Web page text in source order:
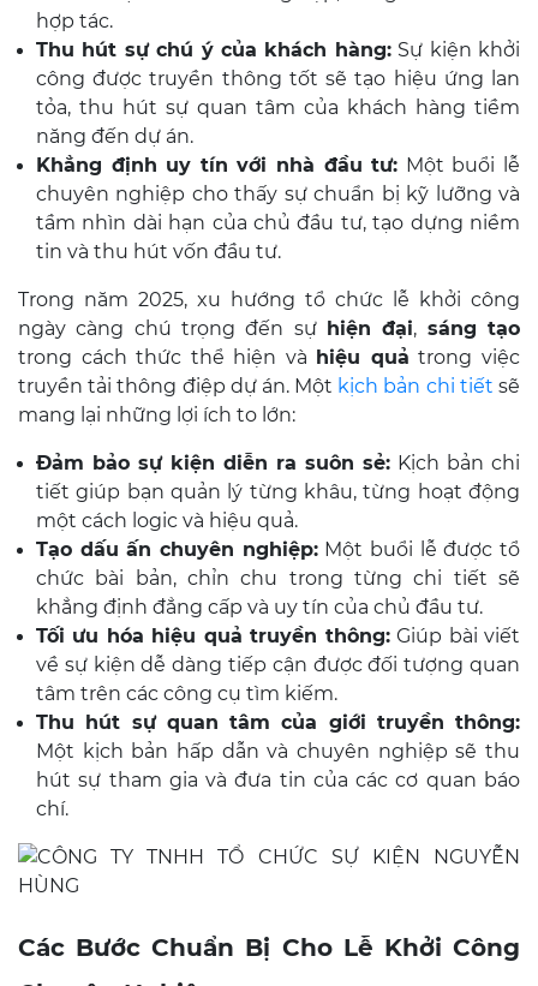
hợp tác.
Thu hút sự chú ý của khách hàng:Sự kiện khởi
công được truyền thông tốt sẽ tạo hiệu ứng lan
tỏa, thu hút sự quan tâm của khách hàng tiềm
năng đến dự án.
Khẳng định uy tín với nhà đầu tư: Một buổi lễ
chuyên nghiệp cho thấy sự chuẩn bị kỹ lưỡng và
tầm nhìn dài hạn của chủ đầu tư, tạo dựng niềm
tin và thu hút vốn đầu tư.
Trong năm 2025, xu hướng tổ chức lễ khởi công
ngày càng chú trọng đến sự hiện đại, sáng tạo
trong cách thức thể hiện và hiệu quả trong việc
truyền tải thông điệp dự án. Một kịch bản chi tiết sẽ
mang lại những lợi ích to lớn:
Đảm bảo sự kiện diễn ra suôn sẻ: Kịch bản chi
tiết giúp bạn quản lý từng khâu, từng hoạt động
một cách logic và hiệu quả.
Tạo dấu ấn chuyên nghiệp:Một buổi lễ được tổ
chức bài bản, chỉn chu trong từng chi tiết sẽ
khẳng định đẳng cấp và uy tín của chủ đầu tư.
Tối ưu hóa hiệu quả truyền thông:Giúp bài viết
về sự kiện dễ dàng tiếp cận được đối tượng quan
tâm trên các công cụ tìm kiếm.
Thu hút sự quan tâm của giới truyền thông:
Một kịch bản hấp dẫn và chuyên nghiệp sẽ thu
hút sự tham gia và đưa tin của các cơ quan báo
chí.
Các Bước Chuẩn Bị Cho Lễ Khởi Công